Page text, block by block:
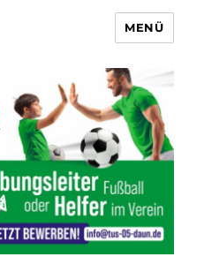
Daun
MENÜ